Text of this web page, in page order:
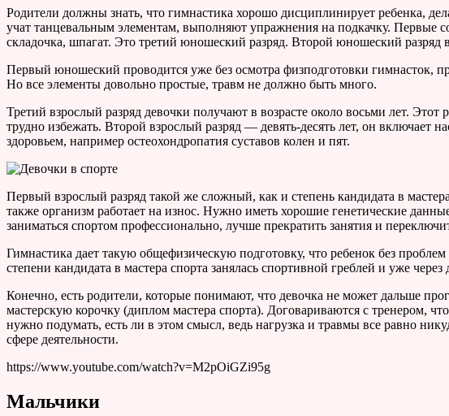
Родители должны знать, что гимнастика хорошо дисциплинирует ребенка,
учат танцевальным элементам, выполняют упражнения на подкачку. Первые
складочка, шпагат. Это третий юношеский разряд. Второй юношеский разряд
Первый юношеский проводится уже без осмотра физподготовки гимнасток,
Но все элементы довольно простые, травм не должно быть много.
Третий взрослый разряд девочки получают в возрасте около восьми лет.
трудно избежать. Второй взрослый разряд — девять-десять лет, он включает
здоровьем, например остеохондропатия суставов колен и пят.
Первый взрослый разряд такой же сложный, как и степень кандидата в
также организм работает на износ. Нужно иметь хорошие генетические
заниматься спортом профессионально, лучше прекратить занятия и
Гимнастика дает такую общефизическую подготовку, что ребенок без
степени кандидата в мастера спорта занялась спортивной греблей и уже
Конечно, есть родители, которые понимают, что девочка не может дальше
мастерскую корочку (диплом мастера спорта). Договариваются с тренером,
нужно подумать, есть ли в этом смысл, ведь нагрузка и травмы все равно
сфере деятельности.
https://www.youtube.com/watch?v=M2pOiGZi95g
Мальчики